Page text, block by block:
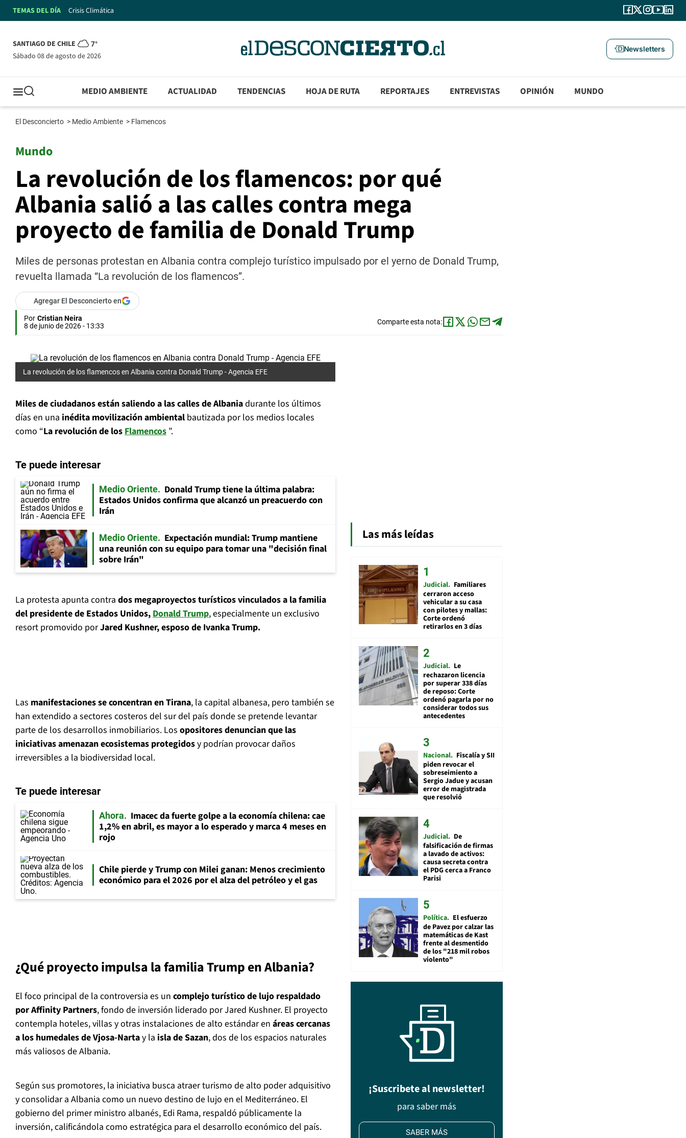
TEMAS DEL DÍA Crisis Climática
SANTIAGO DE CHILE 7°
sábado 08 de agosto de 2026
Newsletters
MEDIO AMBIENTE ACTUALIDAD TENDENCIAS HOJA DE RUTA REPORTAJES ENTREVISTAS OPINIÓN MUNDO
El Desconcierto > Medio Ambiente > Flamencos
Mundo
La revolución de los flamencos: por qué
Albania salió a las calles contra mega
proyecto de familia de Donald Trump
Miles de personas protestan en Albania contra complejo turístico impulsado por el yerno de Donald Trump,
revuelta llamada “La revolución de los flamencos”.
Agregar El Desconcierto en
Por Cristian Neira
8 de junio de 2026 - 13:33
Comparte esta nota:
La revolución de los flamencos en Albania contra Donald Trump -Agencia EFE
Miles de ciudadanos están saliendo a las calles de Albaniadurante los últimos
días en una inédita movilización ambiental bautizada por los medios locales
como “La revolución de losFlamencos ”.
Te puede interesar
Medio Oriente
Donald Trump tiene la última palabra:
Estados Unidos confirma que alcanzó un preacuerdo con
Irán
Medio Oriente
Expectación mundial: Trump mantiene
una reunión con su equipo para tomar una "decisión final
sobre Irán"
La protesta apunta contra dos megaproyectos turísticos vinculados a la familia
del presidente de Estados Unidos,Donald Trump, especialmente un exclusivo
resort promovido porJared Kushner, esposo de Ivanka Trump.
Las manifestaciones se concentran en Tirana, la capital albanesa, pero también se
han extendido a sectores costeros del sur del país donde se pretende levantar
parte de los desarrollos inmobiliarios. Los opositores denuncian que las
iniciativas amenazan ecosistemas protegidosy podrían provocar daños
irreversibles a la biodiversidad local.
Te puede interesar
Ahora
Imacec da fuerte golpe a la economía chilena: cae
1,2% en abril, es mayor a lo esperado y marca 4 meses en
rojo
Chile pierde y Trump con Milei ganan: Menos crecimiento
económico para el 2026 por el alza del petróleo y el gas
¿Qué proyecto impulsa la familia Trump en Albania?
El foco principal de la controversia es un complejo turístico de lujo respaldado
por Affinity Partners, fondo de inversión liderado por Jared Kushner. El proyecto
contempla hoteles, villas y otras instalaciones de alto estándar en áreas cercanas
a los humedales de Vjosa-Nartay la isla de Sazan, dos de los espacios naturales
más valiosos de Albania.
Según sus promotores, la iniciativa busca atraer turismo de alto poder adquisitivo
y consolidar a Albania como un nuevo destino de lujo en el Mediterráneo. El
gobierno del primer ministro albanés, Edi Rama, respaldó públicamente la
inversión, calificándola como estratégica para el desarrollo económico del país.
Las más leídas
Judicial Familiares
cerraron acceso
vehicular a su casa
con pilotes y mallas:
Corte ordenó
retirarlos en 3 días
Judicial Le
rechazaron licencia
por superar 338 días
de reposo: Corte
ordenó pagarla por no
considerar todos sus
antecedentes
Nacional Fiscalía y SII
piden revocar el
sobreseimiento a
Sergio Jadue y acusan
error de magistrada
que resolvió
Judicial De
falsificación de firmas
a lavado de activos:
causa secreta contra
el PDG cerca a Franco
Parisi
Política El esfuerzo
de Pavez por calzar las
matemáticas de Kast
frente al desmentido
de los "218 mil robos
violento"
¡Suscribete al newsletter!
para saber más
SABER MÁS